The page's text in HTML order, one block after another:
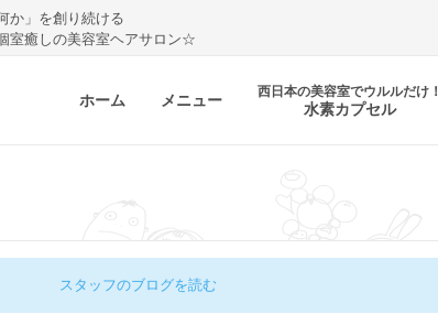
か」を創り続ける
室癒しの美容室ヘアサロン☆
ホーム メニュー 西日本の美容室でウルルだけ！
水素カプセル
スタッフのブログを読む